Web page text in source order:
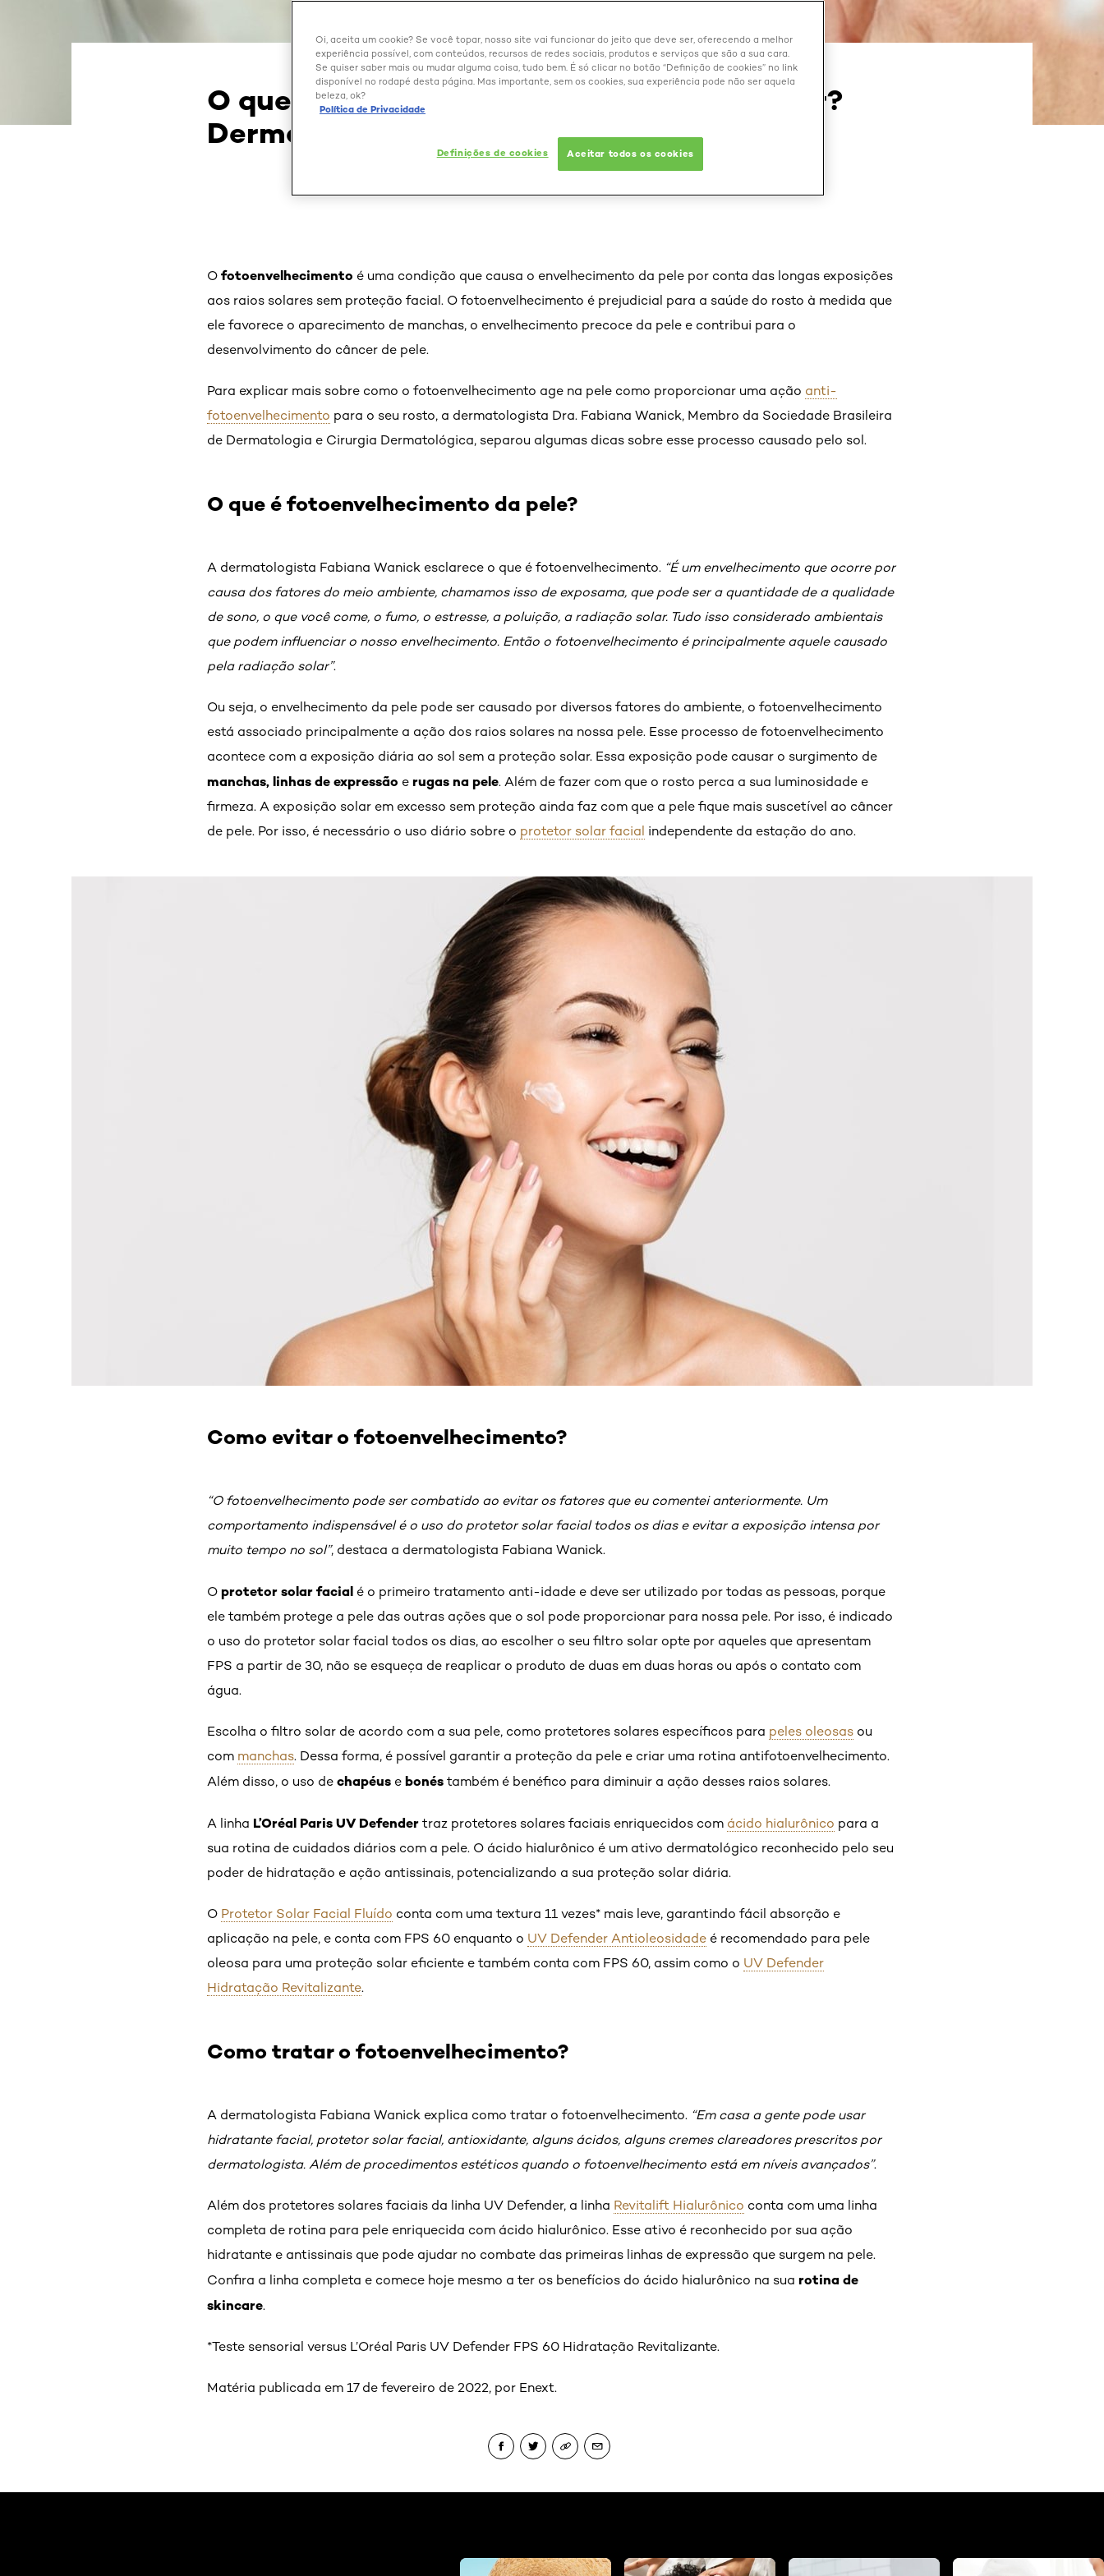
O que é fotoenvelhecimento e como evitar?
Dermatologista explica
O fotoenvelhecimento é uma condição que causa o envelhecimento da pele por conta das longas exposições
aos raios solares sem proteção facial. O fotoenvelhecimento é prejudicial para a saúde do rosto à medida que
ele favorece o aparecimento de manchas, o envelhecimento precoce da pele e contribui para o
desenvolvimento do câncer de pele.
Para explicar mais sobre como o fotoenvelhecimento age na pele como proporcionar uma ação anti-
fotoenvelhecimento para o seu rosto, a dermatologista Dra. Fabiana Wanick, Membro da Sociedade Brasileira
de Dermatologia e Cirurgia Dermatológica, separou algumas dicas sobre esse processo causado pelo sol.
O que é fotoenvelhecimento da pele?
A dermatologista Fabiana Wanick esclarece o que é fotoenvelhecimento. “É um envelhecimento que ocorre por
causa dos fatores do meio ambiente, chamamos isso de exposama, que pode ser a quantidade de a qualidade
de sono, o que você come, o fumo, o estresse, a poluição, a radiação solar. Tudo isso considerado ambientais
que podem influenciar o nosso envelhecimento. Então o fotoenvelhecimento é principalmente aquele causado
pela radiação solar”.
Ou seja, o envelhecimento da pele pode ser causado por diversos fatores do ambiente, o fotoenvelhecimento
está associado principalmente a ação dos raios solares na nossa pele. Esse processo de fotoenvelhecimento
acontece com a exposição diária ao sol sem a proteção solar. Essa exposição pode causar o surgimento de
manchas, linhas de expressão e rugas na pele. Além de fazer com que o rosto perca a sua luminosidade e
firmeza. A exposição solar em excesso sem proteção ainda faz com que a pele fique mais suscetível ao câncer
de pele. Por isso, é necessário o uso diário sobre o protetor solar facial independente da estação do ano.
Como evitar o fotoenvelhecimento?
“O fotoenvelhecimento pode ser combatido ao evitar os fatores que eu comentei anteriormente. Um
comportamento indispensável é o uso do protetor solar facial todos os dias e evitar a exposição intensa por
muito tempo no sol”, destaca a dermatologista Fabiana Wanick.
O protetor solar facial é o primeiro tratamento anti-idade e deve ser utilizado por todas as pessoas, porque
ele também protege a pele das outras ações que o sol pode proporcionar para nossa pele. Por isso, é indicado
o uso do protetor solar facial todos os dias, ao escolher o seu filtro solar opte por aqueles que apresentam
FPS a partir de 30, não se esqueça de reaplicar o produto de duas em duas horas ou após o contato com
água.
Escolha o filtro solar de acordo com a sua pele, como protetores solares específicos para peles oleosas ou
com manchas. Dessa forma, é possível garantir a proteção da pele e criar uma rotina antifotoenvelhecimento.
Além disso, o uso de chapéus e bonés também é benéfico para diminuir a ação desses raios solares.
A linha L’Oréal Paris UV Defender traz protetores solares faciais enriquecidos com ácido hialurônico para a
sua rotina de cuidados diários com a pele. O ácido hialurônico é um ativo dermatológico reconhecido pelo seu
poder de hidratação e ação antissinais, potencializando a sua proteção solar diária.
O Protetor Solar Facial Fluído conta com uma textura 11 vezes* mais leve, garantindo fácil absorção e
aplicação na pele, e conta com FPS 60 enquanto o UV Defender Antioleosidade é recomendado para pele
oleosa para uma proteção solar eficiente e também conta com FPS 60, assim como o UV Defender
Hidratação Revitalizante.
Como tratar o fotoenvelhecimento?
A dermatologista Fabiana Wanick explica como tratar o fotoenvelhecimento. “Em casa a gente pode usar
hidratante facial, protetor solar facial, antioxidante, alguns ácidos, alguns cremes clareadores prescritos por
dermatologista. Além de procedimentos estéticos quando o fotoenvelhecimento está em níveis avançados”.
Além dos protetores solares faciais da linha UV Defender, a linha Revitalift Hialurônico conta com uma linha
completa de rotina para pele enriquecida com ácido hialurônico. Esse ativo é reconhecido por sua ação
hidratante e antissinais que pode ajudar no combate das primeiras linhas de expressão que surgem na pele.
Confira a linha completa e comece hoje mesmo a ter os benefícios do ácido hialurônico na sua rotina de
skincare.
*Teste sensorial versus L’Oréal Paris UV Defender FPS 60 Hidratação Revitalizante.
Matéria publicada em 17 de fevereiro de 2022, por Enext.
Oi, aceita um cookie? Se você topar, nosso site vai funcionar do jeito que deve ser, oferecendo a melhor
experiência possível, com conteúdos, recursos de redes sociais, produtos e serviços que são a sua cara.
Se quiser saber mais ou mudar alguma coisa, tudo bem. É só clicar no botão “Definição de cookies” no link
disponível no rodapé desta página. Mas importante, sem os cookies, sua experiência pode não ser aquela
beleza, ok?
Política de Privacidade
Definições de cookies Aceitar todos os cookies